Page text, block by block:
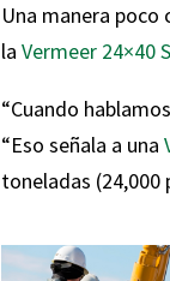
Una manera poco
la Vermeer 24×40
“Cuando
“Eso señala a una
toneladas (24,000